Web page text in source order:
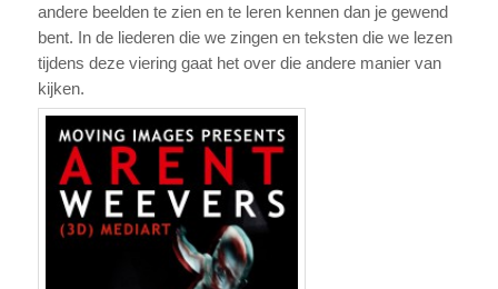
andere beelden te zien en te leren kennen dan je gewend
bent. In de liederen die we zingen en teksten die we lezen
tijdens deze viering gaat het over die andere manier van
kijken.